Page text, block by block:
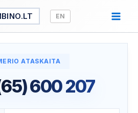
EN
ATASKAITA
600 207